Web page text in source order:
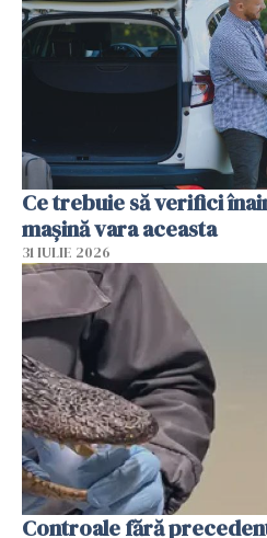
Ce trebuie să verifici
mașină vara aceasta
31 IULIE 2026
Controale fără